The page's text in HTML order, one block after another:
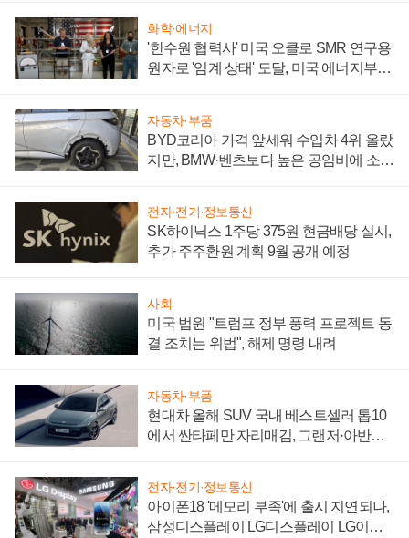
화학·에너지
'한수원 협력사' 미국 오클로 SMR 연구용
원자로 '임계 상태' 도달, 미국 에너지부
자동차·부품
BYD코리아 가격 앞세워 수입차 4위 올랐
지만, BMW·벤츠보다 높은 공임비에 소비
전자·전기·정보통신
SK하이닉스 1주당 375원 현금배당 실시,
추가 주주환원 계획 9월 공개 예정
사회
미국 법원 "트럼프 정부 풍력 프로젝트 동
결 조치는 위법", 해제 명령 내려
자동차·부품
현대차 올해 SUV 국내 베스트셀러 톱10
에서 싼타페만 자리매김, 그랜저·아반떼
전자·전기·정보통신
아이폰18 '메모리 부족'에 출시 지연되나,
삼성디스플레이 LG디스플레이 LG이노